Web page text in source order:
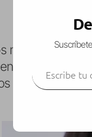
meses os
donde
últimos años,